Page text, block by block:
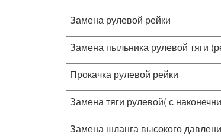
Замена рулевой рейки
Замена пыльника рулевой тяги
Прокачка рулевой рейки
Замена тяги рулевой( с
Замена шланга высокого